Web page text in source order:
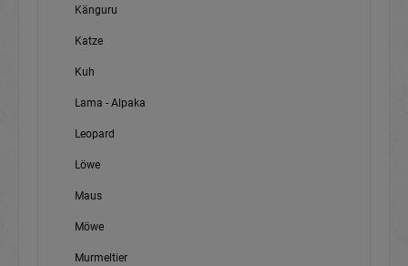
Känguru
Katze
Kuh
Lama - Alpaka
Leopard
Löwe
Maus
Möwe
Murmeltier